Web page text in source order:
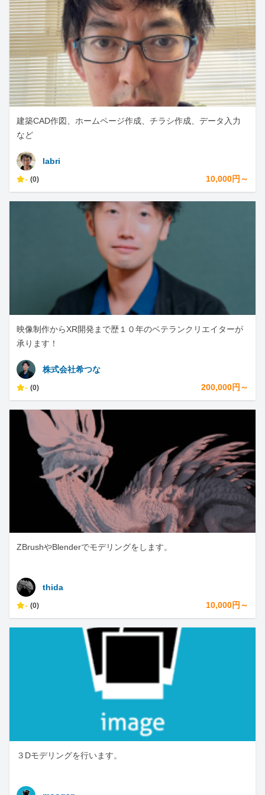
建築CAD作図、ホームページ作成、チラシ作成、データ入力
など
labri
- (0) 10,000円～
映像制作からXR開発まで歴１０年のベテランクリエイターが
承ります！
株式会社希つな
- (0) 200,000円～
ZBrushやBlenderでモデリングをします。
thida
- (0) 10,000円～
３Dモデリングを行います。